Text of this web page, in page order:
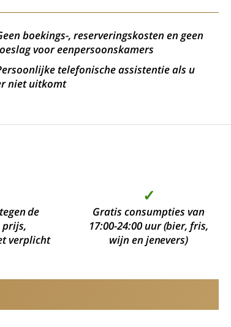
boekings-, reserveringskosten en geen
voor eenpersoonskamers
telefonische assistentie als u
niet uitkomt
de
prijs,
verplicht
✓
Gratis consumpties van
17:00-24:00 uur (bier, fris,
wijn en jenevers)